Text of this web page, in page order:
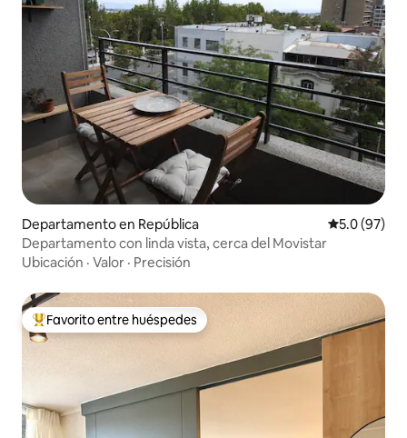
Departamento en República Calificación
5.0 (97)
Departamento con linda vista, cerca del Movistar
Ubicación · Valor · Precisión
De los mejores en Favorito entre huéspedes
Favorito entre huéspedes